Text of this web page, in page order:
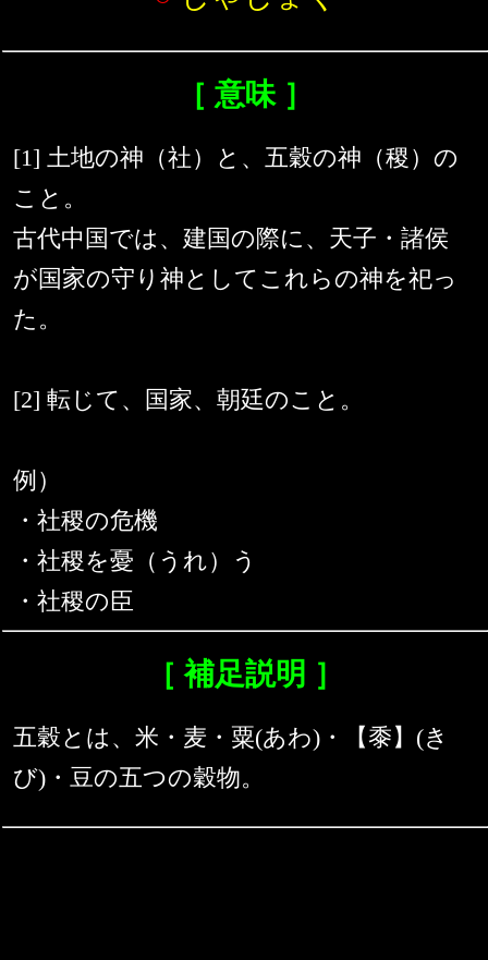
［ 意味 ］
[1] 土地の神（社）と、五穀の神（稷）の
こと。
古代中国では、建国の際に、天子・諸侯
が国家の守り神としてこれらの神を祀っ
た。
[2] 転じて、国家、朝廷のこと。
例）
・社稷の危機
・社稷を憂（うれ）う
・社稷の臣
［ 補足説明 ］
五穀とは、米・麦・粟(あわ)・【黍】(き
び)・豆の五つの穀物。